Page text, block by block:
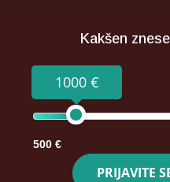
Kakšen
1000 €
500 €
PRIJAVITE